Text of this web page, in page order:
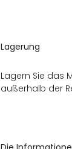
Lagerung
Lagern Sie das
außerhalb der